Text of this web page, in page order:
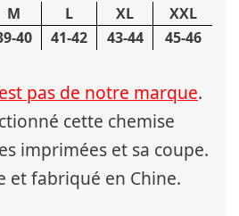
M L XL
XXL
40 41-42 43-44 45-46
pas de notre marque.
cette chemise
imprimées et sa coupe.
et fabriqué en Chine.